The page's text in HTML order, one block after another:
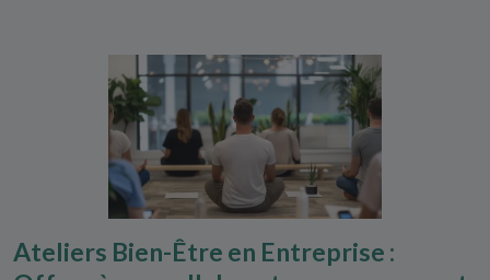
Ateliers Bien-Être en Entreprise :